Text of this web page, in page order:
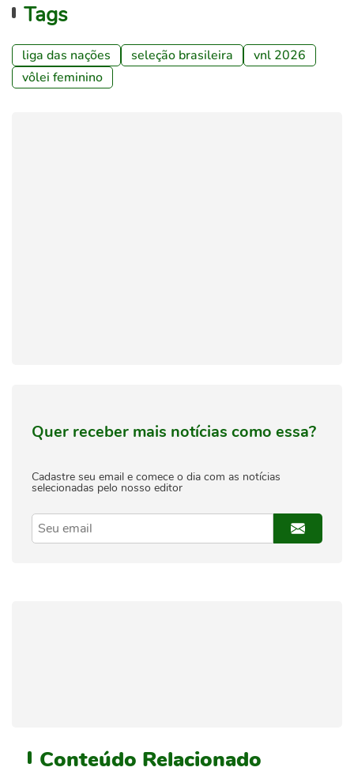
Tags
liga das nações seleção brasileira
vnl 2026
vôlei feminino
Quer receber mais notícias como essa?
Cadastre seu email e comece o dia com as notícias
selecionadas pelo nosso editor
Conteúdo Relacionado